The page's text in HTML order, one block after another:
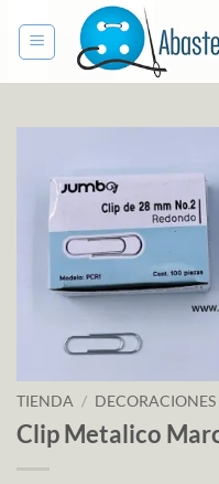
TIENDA /
Clip Metalico